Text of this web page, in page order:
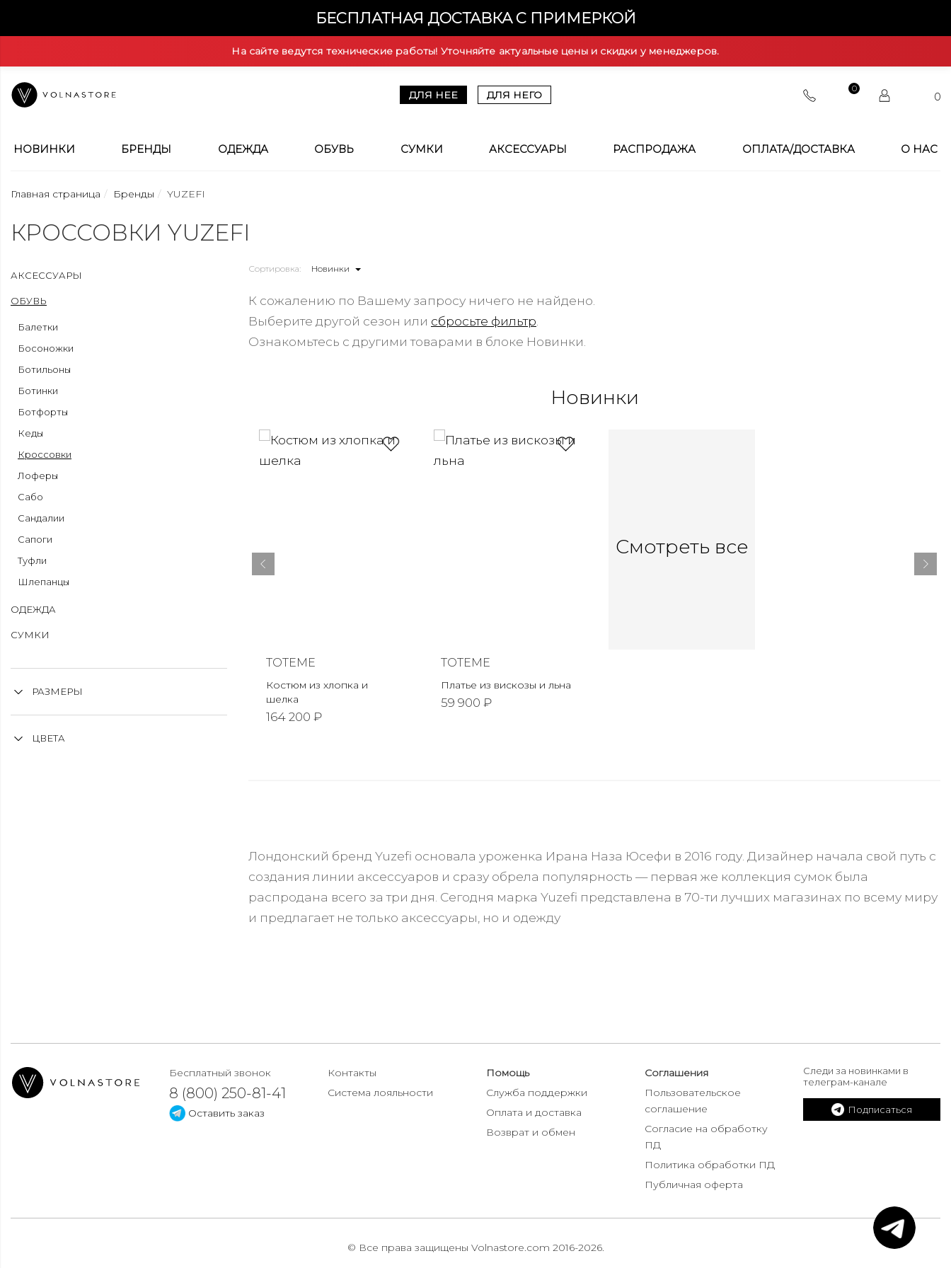
БЕСПЛАТНАЯ ДОСТАВКА С ПРИМЕРКОЙ
На сайте ведутся технические работы! Уточняйте актуальные цены и скидки у менеджеров.
ДЛЯ НЕЕ ДЛЯ НЕГО
0
0
НОВИНКИ БРЕНДЫ ОДЕЖДА ОБУВЬ СУМКИ АКСЕССУАРЫ РАСПРОДАЖА ОПЛАТА/ДОСТАВКА О НАС
Главная страница Бренды YUZEFI
КРОССОВКИ YUZEFI
АКСЕССУАРЫ
ОБУВЬ
Балетки
Босоножки
Ботильоны
Ботинки
Ботфорты
Кеды
Кроссовки
Лоферы
Сабо
Сандалии
Сапоги
Туфли
Шлепанцы
ОДЕЖДА
СУМКИ
РАЗМЕРЫ
ЦВЕТА
Сортировка: Новинки
К сожалению по Вашему запросу ничего не найдено.
Выберите другой сезон или сбросьте фильтр
Ознакомьтесь с другими товарами в блоке Новинки.
Новинки
TOTEME
Костюм из хлопка и
шелка
164 200 ₽
TOTEME
Платье из вискозы и льна
59 900 ₽
Смотреть все
Лондонский бренд Yuzefi основала уроженка Ирана Наза Юсефи в 2016 году. Дизайнер начала свой путь с
создания линии аксессуаров и сразу обрела популярность — первая же коллекция сумок была
распродана всего за три дня. Сегодня марка Yuzefi представлена в 70-ти лучших магазинах по всему миру
и предлагает не только аксессуары, но и одежду
Бесплатный звонок
8 (800) 250-81-41
Оставить заказ
Контакты
Система лояльности
Помощь
Служба поддержки
Оплата и доставка
Возврат и обмен
Соглашения
Пользовательское
соглашение
Согласие на обработку
ПД
Политика обработки ПД
Публичная оферта
Следи за новинками в
телеграм-канале
Подписаться
© Все права защищены Volnastore.com 2016-2026.